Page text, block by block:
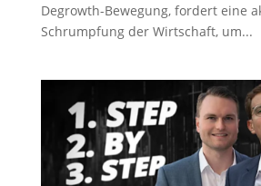
Degrowth-Bewegung, fordert eine
Schrumpfung der Wirtschaft, um...